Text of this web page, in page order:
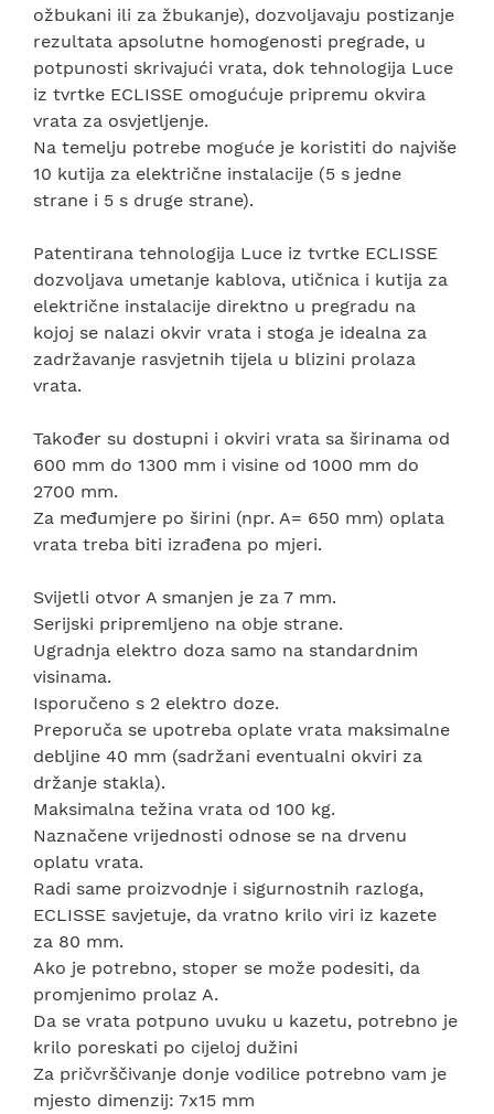
ožbukani ili za žbukanje), dozvoljavaju postizanje
rezultata apsolutne homogenosti pregrade, u
potpunosti skrivajući vrata, dok tehnologija Luce
iz tvrtke ECLISSE omogućuje pripremu okvira
vrata za osvjetljenje.
Na temelju potrebe moguće je koristiti do najviše
10 kutija za električne instalacije (5 s jedne
strane i 5 s druge strane).
Patentirana tehnologija Luce iz tvrtke ECLISSE
dozvoljava umetanje kablova, utičnica i kutija za
električne instalacije direktno u pregradu na
kojoj se nalazi okvir vrata i stoga je idealna za
zadržavanje rasvjetnih tijela u blizini prolaza
vrata.
Također su dostupni i okviri vrata sa širinama od
600 mm do 1300 mm i visine od 1000 mm do
2700 mm.
Za međumjere po širini (npr. A= 650 mm) oplata
vrata treba biti izrađena po mjeri.
Svijetli otvor A smanjen je za 7 mm.
Serijski pripremljeno na obje strane.
Ugradnja elektro doza samo na standardnim
visinama.
Isporučeno s 2 elektro doze.
Preporuča se upotreba oplate vrata maksimalne
debljine 40 mm (sadržani eventualni okviri za
držanje stakla).
Maksimalna težina vrata od 100 kg.
Naznačene vrijednosti odnose se na drvenu
oplatu vrata.
Radi same proizvodnje i sigurnostnih razloga,
ECLISSE savjetuje, da vratno krilo viri iz kazete
za 80 mm.
Ako je potrebno, stoper se može podesiti, da
promjenimo prolaz A.
Da se vrata potpuno uvuku u kazetu, potrebno je
krilo poreskati po cijeloj dužini
Za pričvrščivanje donje vodilice potrebno vam je
mjesto dimenzij: 7x15 mm